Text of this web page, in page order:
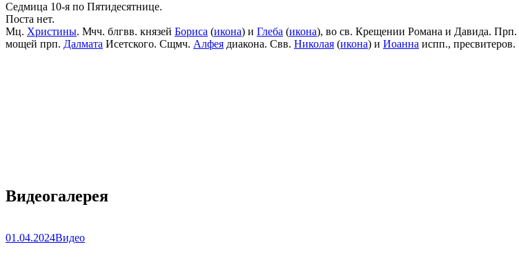
Седмица 10-я по Пятидесятнице.
Поста нет.
Мц. Христины. Мчч. блгвв. князей Бориса (икона) и Глеба (икона), во св. Крещении Романа и Давида. Прп.
мощей прп. Далмата Исетского. Сщмч. Алфея диакона. Свв. Николая (икона) и Иоанна испп., пресвитеров.
Видеогалерея
01.04.2024Видео